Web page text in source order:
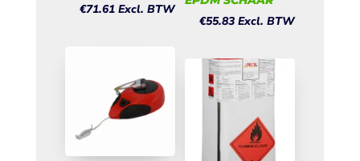
€71.61 Excl. BTW
€55.83 Excl. BTW